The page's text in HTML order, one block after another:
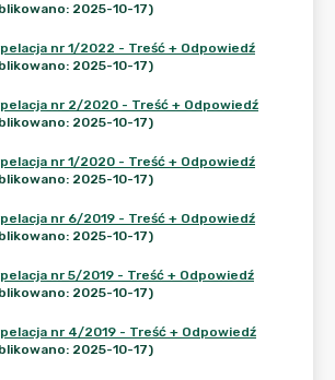
2025-10-17)
nr 1/2022 - Treść + Odpowiedź
2025-10-17)
nr 2/2020 - Treść + Odpowiedź
2025-10-17)
nr 1/2020 - Treść + Odpowiedź
2025-10-17)
nr 6/2019 - Treść + Odpowiedź
2025-10-17)
nr 5/2019 - Treść + Odpowiedź
2025-10-17)
nr 4/2019 - Treść + Odpowiedź
2025-10-17)